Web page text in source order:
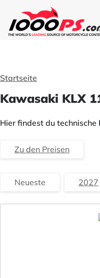
Startseite
Kawasaki KLX
Hier findest du
Zu den Preisen
Neueste 2027